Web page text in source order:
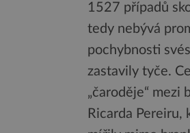
1527 případů
tedy nebývá
pochybnosti
zastavily tyče.
„čaroděje“ mezi
Ricarda